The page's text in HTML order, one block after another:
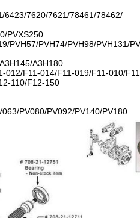
6423/7620/7621/78461/78462/
PVXS250
PVH57/PVH74/PVH98/PVH131/
A3H180
012/F11-014/F11-019/F11-010/
110/F12-150
PV080/PV092/PV140/PV180